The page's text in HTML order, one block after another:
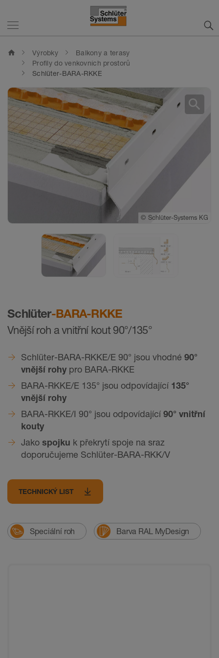
home Výrobky
Balkony a terasy
Profily do venkovních prostorů
Schlüter-BARA-RKKE
Schlüter-BARA-RKKE
Vnější roh a vnitřní kout 90°/135°
Schlüter-BARA-RKKE/E 90° jsou vhodné 90°
vnější rohy pro BARA-RKKE
BARA-RKKE/E 135° jsou odpovídající 135°
vnější rohy
BARA-RKKE/I 90° jsou odpovídající 90° vnitřní
kouty
Jako spojku k překrytí spoje na sraz
doporučujeme Schlüter-BARA-RKK/V
TECHNICKÝ LIST
Speciální roh Barva RAL MyDesign
© Schlüter-Systems KG
© Schlüter-Systems KG
search